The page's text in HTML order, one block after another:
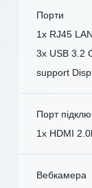
Порти
1x RJ45
3x USB 3.2
support
Порт
1x HDMI
Вебкамера